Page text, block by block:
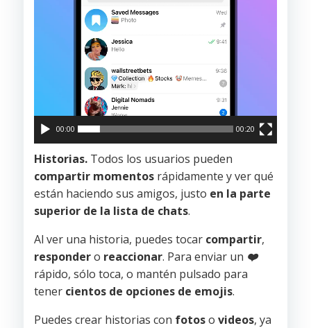
00:00 00:20
Historias. Todos los usuarios pueden
compartir momentos rápidamente y ver qué
están haciendo sus amigos, justo en la parte
superior de la lista de chats.
Al ver una historia, puedes tocar compartir,
respondero reaccionar. Para enviar un ❤️
rápido, sólo toca, o mantén pulsado para
tener cientos de opciones de emojis.
Puedes crear historias con fotoso videos, ya